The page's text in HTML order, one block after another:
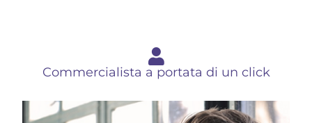
Commercialista a portata di un click